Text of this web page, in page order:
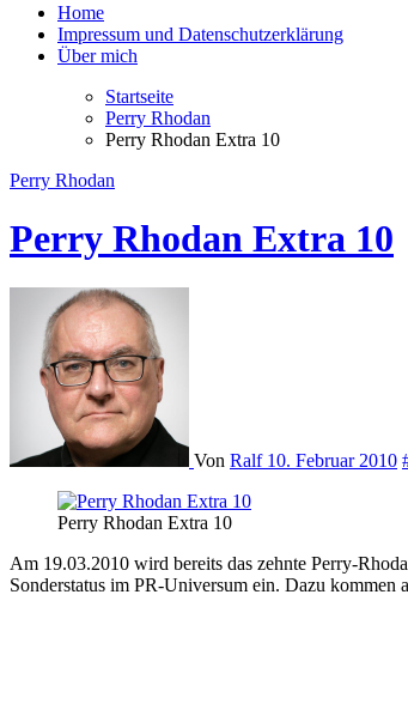
Home
Impressum und Datenschutzerklärung
Über mich
Startseite
Perry Rhodan
Perry Rhodan Extra 10
Perry Rhodan
Perry Rhodan Extra 10
Von Ralf 10. Februar 2010
Perry Rhodan Extra 10
Am 19.03.2010 wird bereits das zehnte Perry-Rhodan-Extra erscheinen. Diese Romane, die immer mit der aktuellen Hamdlung zu tun haben, aber doch eine gewisse Eigenständigkeit besitzen, nehmen einen
Sonderstatus im PR-Universum ein. Dazu